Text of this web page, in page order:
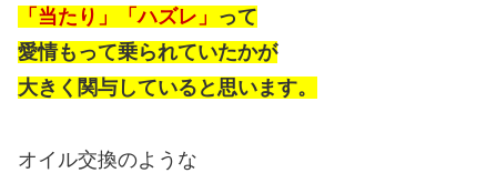
「当たり」「ハズレ」 って
愛情もって乗られていたかが
大きく関与していると思います。
オイル交換のような